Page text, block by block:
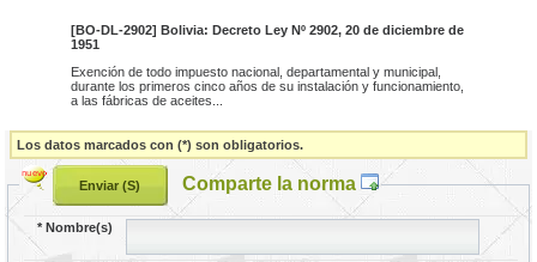
[BO-DL-2902] Bolivia: Decreto Ley Nº 2902, 20 de diciembre de
1951
Exención de todo impuesto nacional, departamental y municipal,
durante los primeros cinco años de su instalación y funcionamiento,
a las fábricas de aceites...
Los datos marcados con (*) son obligatorios.
Comparte la norma
*Nombre(s)